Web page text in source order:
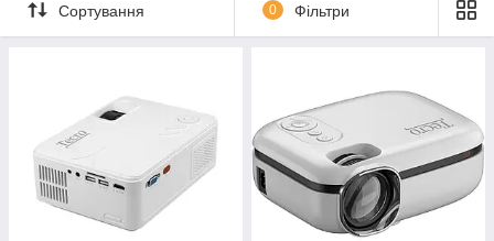
Сортування 0 Фільтри